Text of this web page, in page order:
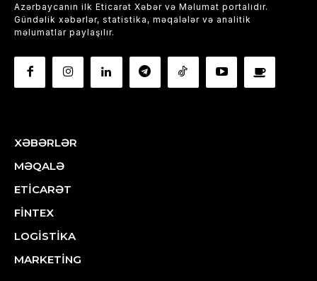
Azərbaycanın ilk Eticarət Xəbər və Məlumat portalıdır.
Gündəlik xəbərlər, statistika, məqalələr və analitik
məlumatlar paylaşılır.
XƏBƏRLƏR
MƏQALƏ
ETİCARƏT
FİNTEX
LOGİSTİKA
MARKETİNG